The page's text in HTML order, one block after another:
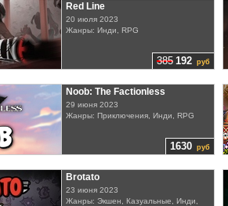
385 192 руб
Red Line
20 июля 2023
Жанры: Инди, RPG
1630 руб
Noob: The Factionless
29 июня 2023
Жанры: Приключения, Инди, RPG
Brotato
23 июня 2023
Жанры: Экшен, Казуальные, Инди,